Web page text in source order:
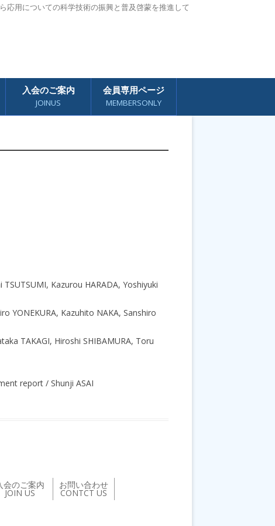
応用についての科学技術の振興と普及啓蒙を推進して
入会のご案内
JOINUS
会員専用ページ
MEMBERSONLY
Kazurou HARADA, Yoshiyuki
YONEKURA, Kazuhito NAKA, Sanshiro
TAKAGI, Hiroshi SHIBAMURA, Toru
report / Shunji ASAI
会のご案内
JOIN US
お問い合わせ
CONTCT US